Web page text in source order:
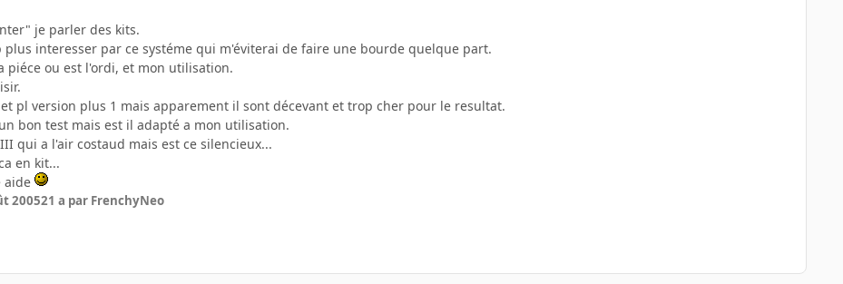
je parler des kits.
plus interesser par ce systéme qui m'éviterai de faire une bourde quelque part.
piéce ou est l'ordi, et mon utilisation.
et pl version plus 1 mais apparement il sont décevant et trop cher pour le resultat.
bon test mais est il adapté a mon utilisation.
III qui a l'air costaud mais est ce silencieux...
en kit...
aide
200521 a par FrenchyNeo